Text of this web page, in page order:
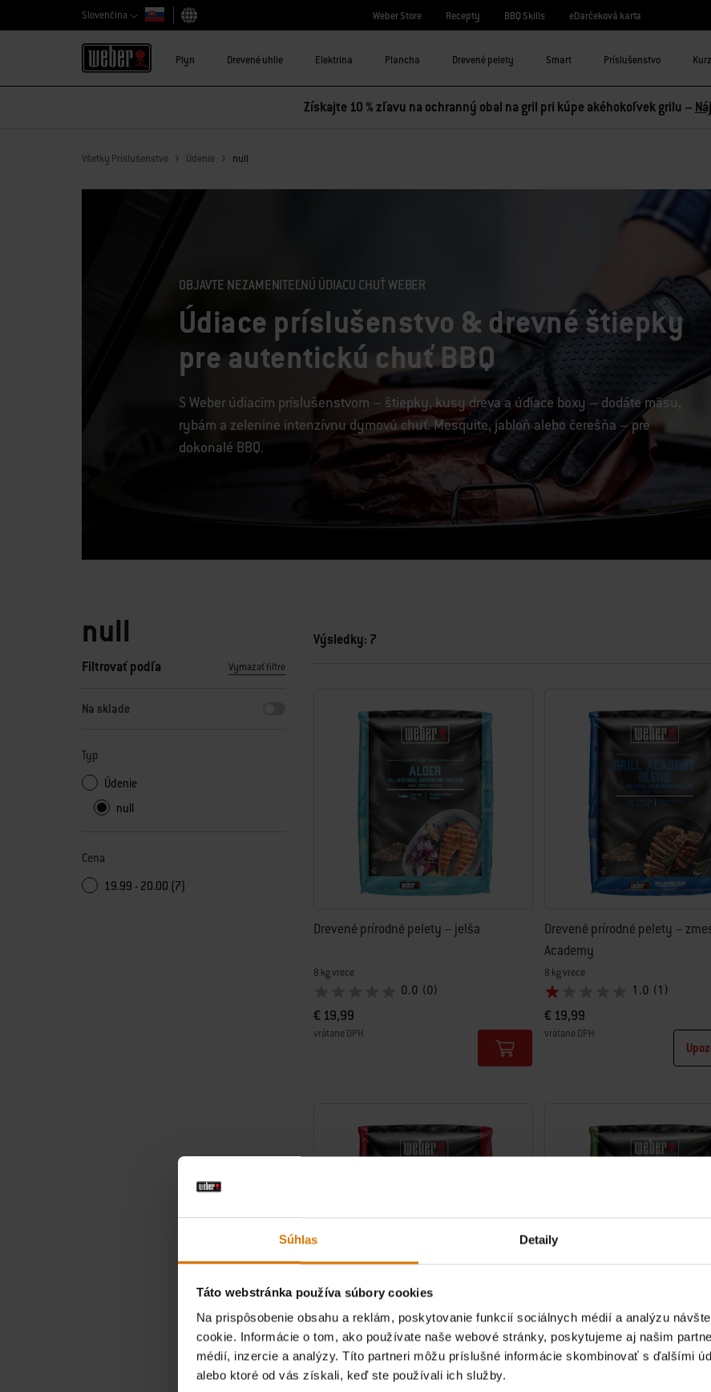
Súhlas Detaily
Táto webstránka používa súbory cookies
Na prispôsobenie obsahu a reklám, poskytovanie funkcií sociálnych médií a analýzu
cookie. Informácie o tom, ako používate naše webové stránky, poskytujeme aj našim
médií, inzercie a analýzy. Títo partneri môžu príslušné informácie skombinovať s ďalšími
alebo ktoré od vás získali, keď ste používali ich služby.
Slovenčina
Vybrať krajinu
Weber Store Recepty BBQ Skills eDarčeková karta
Plyn Drevené uhlie Elektrina Plancha Drevené pelety Smart Príslušenstvo
Získajte 10 % zľavu na ochranný obal na gril pri kúpe akéhokoľvek grilu –
Všetky Príslušenstvo Údenie null
OBJAVTE NEZAMENITEĽNÚ ÚDIACU CHUŤ WEBER
Údiace príslušenstvo & drevné štiepky
pre autentickú chuť BBQ
S Weber údiacim príslušenstvom – štiepky, kusy dreva a údiace boxy – dodáte mäsu,
rybám a zelenine intenzívnu dymovú chuť. Mesquite, jabloň alebo čerešňa – pre
dokonalé BBQ.
null
Filtrovať podľa
Výberom ktoréhokoľvek z filtrov sa stránka obnoví s novými výsledkami.
Vymazať filtre
Na sklade
Typ
Údenie
null
Cena
19.99 - 20.00 (7)
Výsledky: 7
Drevené prírodné pelety – jelša
8 kg vrece
0.0 (0)
€ 19,99
vrátane DPH
Drevené prírodné pelety –
Academy
8 kg vrece
1.0 (1)
€ 19,99
vrátane DPH
Drevené prírodné pelety – čerešňa
8 kg vrece
1.0 (1)
Drevené prírodné pelety –